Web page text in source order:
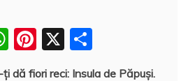
W
h
Pi X
dă fiori reci: Insula de Păpuşi.